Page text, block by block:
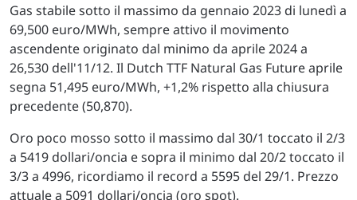
Gas stabile sotto il massimo da gennaio 2023 di lunedì a
69,500 euro/MWh, sempre attivo il movimento
ascendente originato dal minimo da aprile 2024 a
26,530 dell'11/12. Il Dutch TTF Natural Gas Future aprile
segna 51,495 euro/MWh, +1,2% rispetto alla chiusura
precedente (50,870).
Oro poco mosso sotto il massimo dal 30/1 toccato il 2/3
a 5419 dollari/oncia e sopra il minimo dal 20/2 toccato il
3/3 a 4996, ricordiamo il record a 5595 del 29/1. Prezzo
attuale a 5091 dollari/oncia (oro spot).